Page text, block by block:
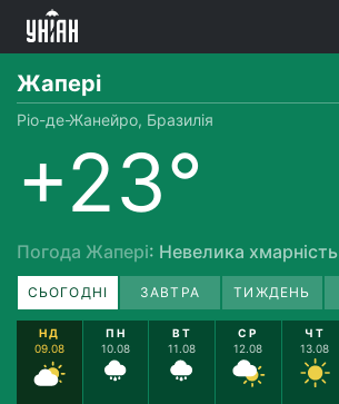
Жапері
Ріо-де-Жанейро, Бразилія
+23°
Погода Жапері: Невелика хмарність
СЬОГОДНІ ЗАВТРА ТИЖДЕНЬ
НД
09.08
ПН
10.08
ВТ
11.08
СР
12.08
ЧТ
13.08